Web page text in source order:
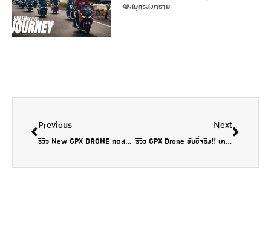
@สมุทรสงคราม
Previous
รีวิว New GPX DRONE ทดสอบขับขี่จริง กับสกู๊ตเตอร์ที่มาแรงมากๆ ในตอนนี้ เจาะรายละเอียดทุกแง่มุม! by greatbiker
Next
รีวิว GPX Drone ขับขี่จริง!! เครื่อง SYM โคตรพุ่ง!! ตัวจริงสวยมากๆ by Motobigbike